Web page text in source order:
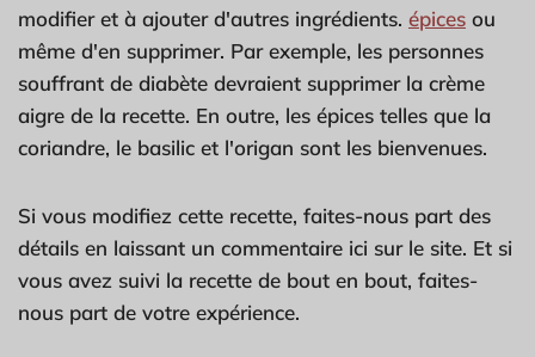
modifier et à ajouter d'autres ingrédients. épices ou
même d'en supprimer. Par exemple, les personnes
souffrant de diabète devraient supprimer la crème
aigre de la recette. En outre, les épices telles que la
coriandre, le basilic et l'origan sont les bienvenues.
Si vous modifiez cette recette, faites-nous part des
détails en laissant un commentaire ici sur le site. Et si
vous avez suivi la recette de bout en bout, faites-
nous part de votre expérience.